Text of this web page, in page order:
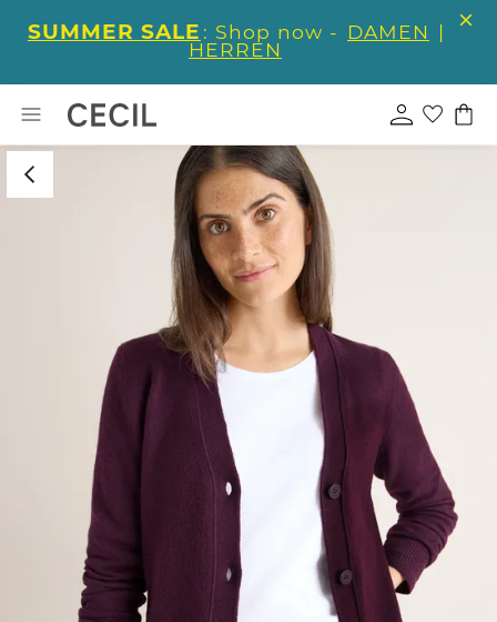
SUMMER SALE : Shop now - DAMEN |
HERREN